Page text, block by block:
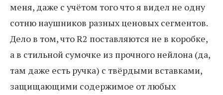
меня, даже с учётом того что я видел не одну
сотню наушников разных ценовых сегментов.
Дело в том, что R2 поставляются не в коробке,
а в стильной сумочке из прочного нейлона (да,
там даже есть ручка) с твёрдыми вставками,
защищающими содержимое от любых